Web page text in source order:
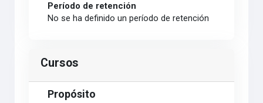
Período de retención
No se ha definido un período de retención
Cursos
Propósito